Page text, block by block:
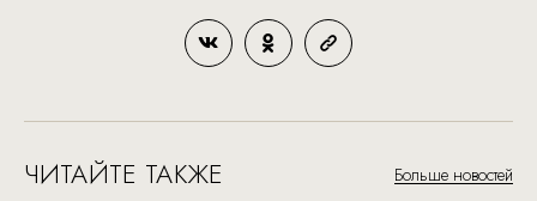
ЧИТАЙТЕ ТАКЖЕ Больше новостей